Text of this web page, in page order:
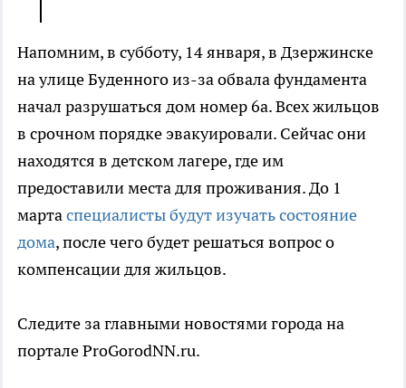
Напомним, в субботу, 14 января, в Дзержинске
на улице Буденного из-за обвала фундамента
начал разрушаться дом номер 6а. Всех жильцов
в срочном порядке эвакуировали. Сейчас они
находятся в детском лагере, где им
предоставили места для проживания. До 1
мартаспециалисты будут изучать состояние
дома, после чего будет решаться вопрос о
компенсации для жильцов.
Следите за главными новостями города на
портале ProGorodNN.ru.